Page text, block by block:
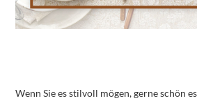
Wenn Sie es stilvoll mögen, gerne schön